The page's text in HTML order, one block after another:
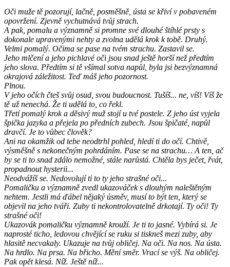
Oči muže tě pozorují, lačně, posměšně, ústa se křiví v pobaveném
opovržení. Zjevně vychutnává tvůj strach.
A pak, pomalu a významně si promne své dlouhé štíhlé prsty s
dokonale upravenými nehty a zvolna udělá krok k tobě. Druhý.
Velmi pomalý. Očima se pase na tvém strachu. Zastavil se.
Jeho mlčení a jeho pichlavé oči jsou snad ještě horší než předtím
jeho slova. Předtím si tě všímal sotva napůl, byla jsi bezvýznamná
okrajová záležitost. Teď máš jeho pozornost.
Plnou.
V jeho očích čteš svůj osud, svou budoucnost. Tušíš... ne, víš! Víš že
tě už nenechá. Že ti udělá to, co řekl.
Třetí pomalý krok a děsivý muž stojí u tvé postele. Z jeho úst vyjela
špička jazyka a přejela po předních zubech. Jsou špičaté, napůl
dravčí. Je to vůbec člověk?
Ani na okamžik od tebe neodtrhl pohled, hledí ti do očí. Chtivě,
výsměšně s nekonečným pohrdáním. Pase se na strachu… A ten, ač
by se ti to snad zdálo nemožné, stále narůstá. Chtěla bys ječet, řvát,
propadnout hysterii...
Neodvážíš se. Nedovolují ti to ty jeho strašné oči...
Pomaličku a významně zvedl ukazováček s dlouhým naleštěným
nehtem. Jestli má ďábel nějaký úsměv, musí to být ten, který se
objevil na jeho tváři. Zuby ti nekontrolovatelně drkotají. Ty oči! Ty
strašné oči!
Ukazovák pomaličku významně krouží. Je ti to jasné. Vybírá si. Je
naprosté ticho, ledovou chvějící se ruku si tiskneš mezi zuby, aby
hlasitě necvakaly. Ukazuje na tvůj obličej. Na oči. Na nos. Na ústa.
Na hrdlo. Na prsa. Na břicho. Mění směr. Vrací se výš. Na obličej.
Pak opět klesá. Níž. Ještě níž...